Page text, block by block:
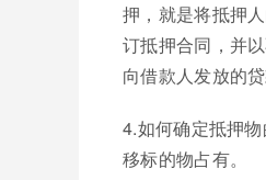
押，就是将抵押
订抵押合同，并
向借款人发放的
4.如何确定抵押
移标的物占有。